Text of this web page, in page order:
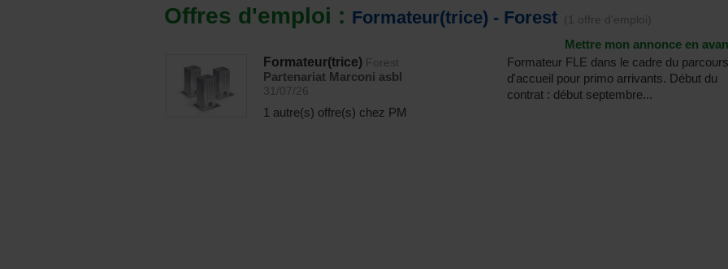
Offres d'emploi : Formateur(trice) - Forest (1 offre d'emploi)
Mettre mon annonce en
Formateur(trice) Forest
Partenariat Marconi asbl
31/07/26
1 autre(s) offre(s) chez PM
Formateur FLE dans le cadre du parcours
d'accueil pour primo arrivants. Début du
contrat : début septembre...